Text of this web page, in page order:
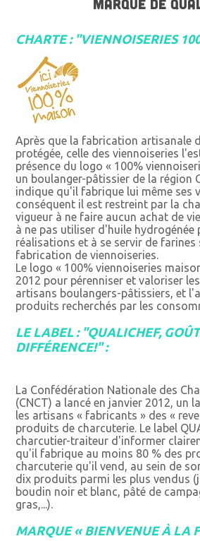
MARQUE DE
CHARTE : "VIENNOISERIES
Après que la fabrication artisanale
protégée, celle des viennoiseries
présence du logo « 100%
un boulanger-pâtissier de la région
indique qu'il fabrique lui même ses
conséquent il est restreint par la
vigueur à ne faire aucun achat de
à ne pas utiliser d'huile hydrogénée
réalisations et à se servir de farines
fabrication de viennoiseries.
Le logo « 100% viennoiseries
2012 pour pérenniser et valoriser
artisans boulangers-pâtissiers, et
produits recherchés par les
LE LABEL : "QUALICHEF,
DIFFÉRENCE!" :
La Confédération Nationale des
(CNCT) a lancé en janvier 2012, un
les artisans « fabricants » des «
produits de charcuterie. Le label
charcutier-traiteur d'informer
qu'il fabrique au moins 80 % des
charcuterie qu'il vend, au sein de
dix produits parmi les plus vendus
boudin noir et blanc, pâté de
gras,...).
MARQUE « BIENVENUE À LA